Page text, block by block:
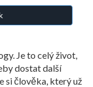
Je to celý život,
dostat další
si člověka, který už